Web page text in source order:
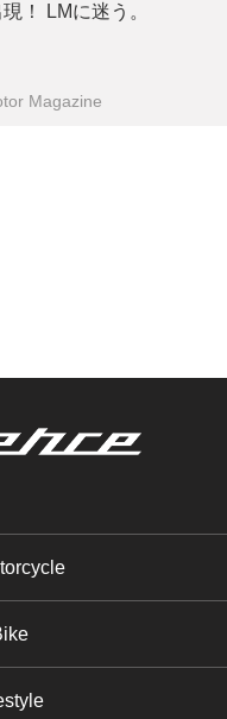
！ LMに迷う。
Magazine